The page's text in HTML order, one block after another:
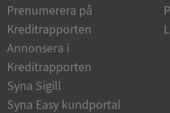
Prenumerera på
Kreditrapporten
Annonsera i
Kreditrapporten
Syna Sigill
Syna Easy kundportal
__RequestVerificationToken